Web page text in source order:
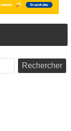
Rechercher